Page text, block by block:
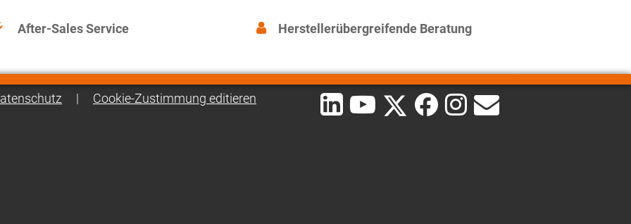
After-Sales Service Herstellerübergreifende Beratung
| Cookie-Zustimmung editieren